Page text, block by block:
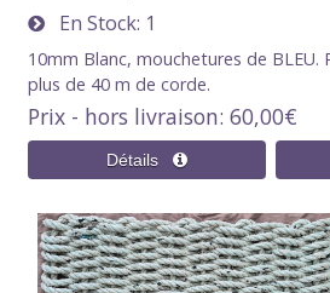
En Stock 1
10mm Blanc, mouchetures de
plus de 40 m de corde.
Prix - hors livraison 60,00€